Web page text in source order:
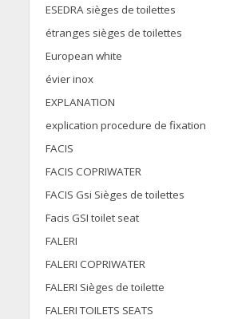
ESEDRA sièges de toilettes
étranges sièges de toilettes
European white
évier inox
EXPLANATION
explication procedure de fixation
FACIS
FACIS COPRIWATER
FACIS Gsi Sièges de toilettes
Facis GSI toilet seat
FALERI
FALERI COPRIWATER
FALERI Sièges de toilette
FALERI TOILETS SEATS